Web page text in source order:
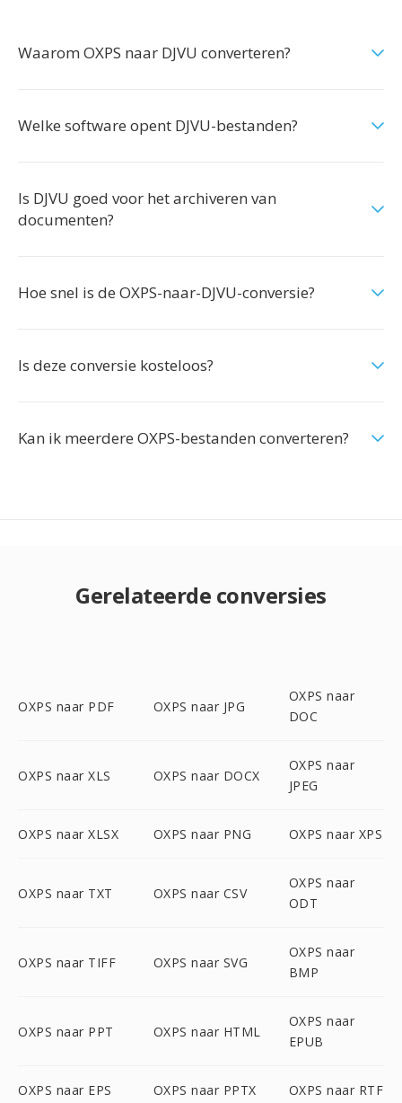
Waarom OXPS naar DJVU converteren?
Welke software opent DJVU-bestanden?
Is DJVU goed voor het archiveren van
documenten?
Hoe snel is de OXPS-naar-DJVU-conversie?
Is deze conversie kosteloos?
Kan ik meerdere OXPS-bestanden converteren?
Gerelateerde conversies
OXPS naar PDF OXPS naar JPG
OXPS naar
DOC
OXPS naar XLS OXPS naar DOCX
OXPS naar
JPEG
OXPS naar XLSX OXPS naar PNG OXPS naar XPS
OXPS naar TXT OXPS naar CSV
OXPS naar
ODT
OXPS naar TIFF OXPS naar SVG
OXPS naar
BMP
OXPS naar PPT OXPS naar HTML
OXPS naar
EPUB
OXPS naar EPS OXPS naar PPTX OXPS naar RTF